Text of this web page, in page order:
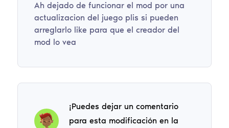
Ah dejado de funcionar el mod por una
actualizacion del juego plis si pueden
arreglarlo like para que el creador del
mod lo vea
¡Puedes dejar un comentario
para esta modificación en la